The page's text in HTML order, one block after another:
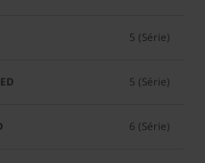
5 (Série)
5 (Série)
6 (Série)